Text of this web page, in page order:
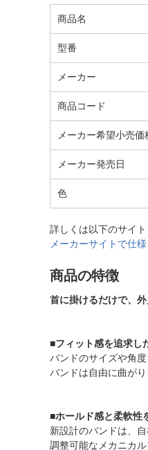
商品名
型番
メーカー
商品コード
メーカー希望小売価
メーカー発売日
色
詳しくは以下のサイト
メーカーサイトで仕
商品の特徴
首に掛けるだけで、
■フィット感を追求し
バンドのサイズや角
バンドは自由に曲が
■ホールド感と柔軟性
新設計のバンドは、
調整可能なメカニカ